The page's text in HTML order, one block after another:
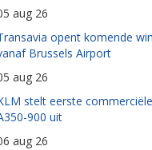
aug 26
opent komende
Brussels Airport
aug 26
stelt eerste
900 uit
aug 26